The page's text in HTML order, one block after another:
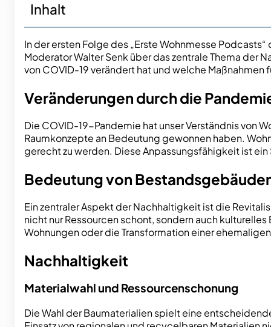
Inhalt
In der ersten Folge des „Erste Wohnmesse
Moderator Walter Senk über das zentrale Thema der
von COVID-19 verändert hat und welche
Veränderungen durch die
Die COVID-19-Pandemie hat unser Verständnis von
Raumkonzepte an Bedeutung gewonnen haben.
gerecht zu werden. Diese Anpassungsfähigkeit ist
Bedeutung von
Ein zentraler Aspekt der Nachhaltigkeit ist die
nicht nur Ressourcen schont, sondern auch
Wohnungen oder die Transformation einer
Nachhaltigkeit
Materialwahl und Ressourcenschonung
Die Wahl der Baumaterialien spielt eine